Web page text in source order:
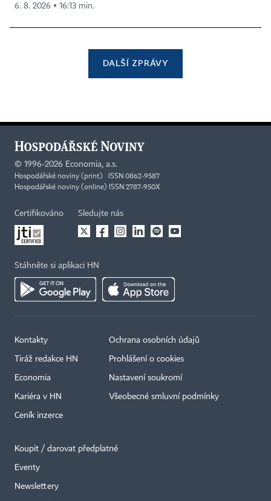
6. 8. 2026 ▪ 16:13 min.
DALŠÍ ZPRÁVY
© 1996-2026 Economia, a.s.
Hospodářské noviny (print) ISSN 0862-9587
Hospodářské noviny (online) ISSN 2787-950X
Certifikováno Sledujte nás
Stáhněte si aplikaci HN
Kontakty
Tiráž redakce HN
Economia
Kariéra v HN
Ceník inzerce
Ochrana osobních údajů
Prohlášení o cookies
Nastavení soukromí
Všeobecné smluvní podmínky
Koupit / darovat předplatné
Eventy
Newslettery